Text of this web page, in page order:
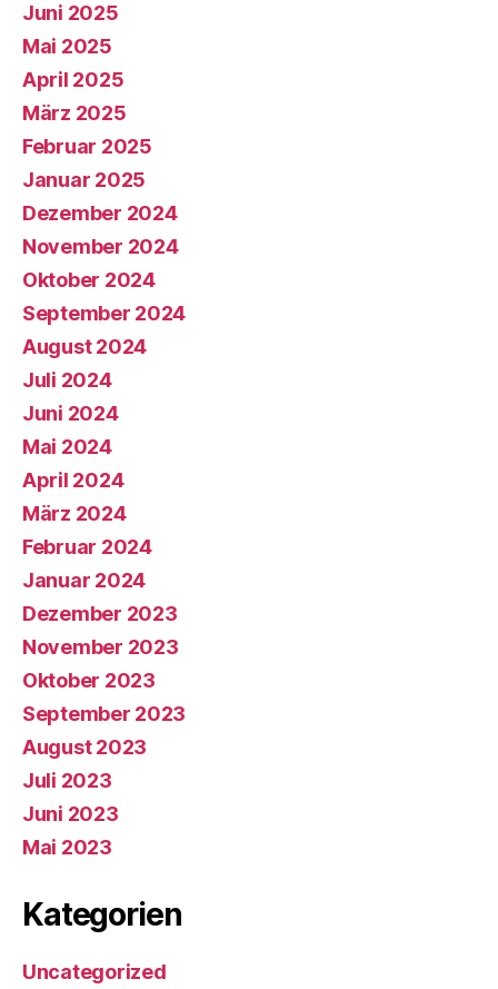
Juni 2025
Mai 2025
April 2025
März 2025
Februar 2025
Januar 2025
Dezember 2024
November 2024
Oktober 2024
September 2024
August 2024
Juli 2024
Juni 2024
Mai 2024
April 2024
März 2024
Februar 2024
Januar 2024
Dezember 2023
November 2023
Oktober 2023
September 2023
August 2023
Juli 2023
Juni 2023
Mai 2023
Kategorien
Uncategorized